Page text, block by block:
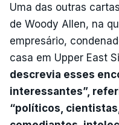
Uma das outras
de Woody Allen, na
empresário,
casa em Upper East
descrevia esses
interessantes”,
“políticos,